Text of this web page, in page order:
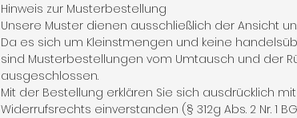
Hinweis zur Musterbestellung
Unsere Muster dienen ausschließlich der Ansicht
Da es sich um Kleinstmengen und keine
sind Musterbestellungen vom Umtausch und der
ausgeschlossen.
Mit der Bestellung erklären Sie sich ausdrücklich
Widerrufsrechts einverstanden (§ 312g Abs. 2 Nr. 1